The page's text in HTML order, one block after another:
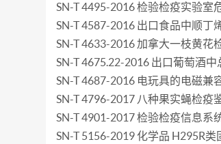
SN-T 4495-2016 检验检疫实验室
SN-T 4587-2016 出口食品中顺丁
SN-T 4633-2016 加拿大一枝黄花
SN-T 4675.22-2016 出口葡萄酒
SN-T 4687-2016 电玩具的电磁兼
SN-T 4796-2017 八种果实蝇检疫
SN-T 4901-2017 检验检疫信息系
SN-T 5156-2019 化学品 H295R